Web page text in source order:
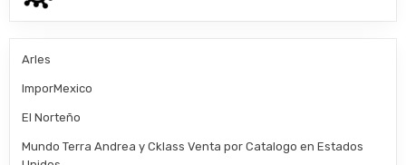
Arles
ImporMexico
El Norteño
Mundo Terra Andrea y Cklass Venta por Catalogo en Estados